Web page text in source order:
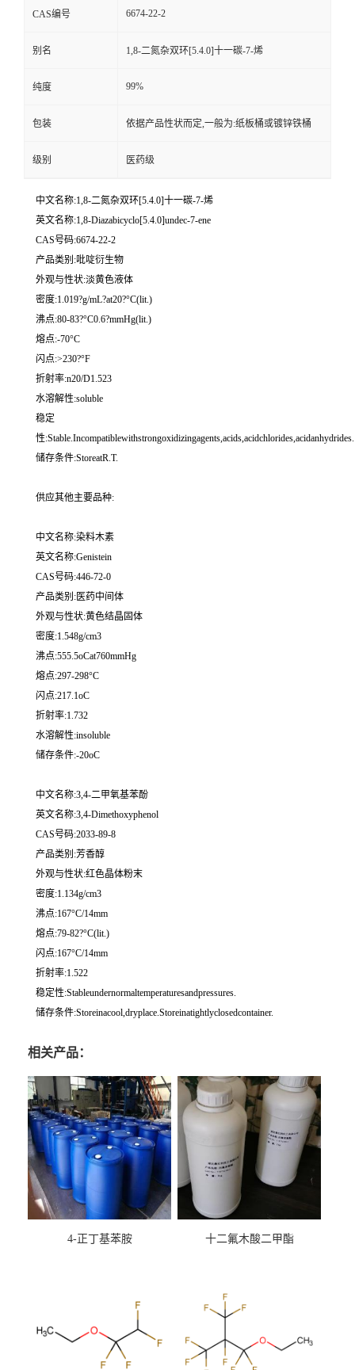
CAS编号 6674-22-2
别名 1,8-二氮杂双环[5.4.0]十一碳-7-烯
纯度 99%
包装 依据产品性状而定,一般为:纸板桶或镀锌铁桶
级别 医药级
中文名称:1,8-二氮杂双环[5.4.0]十一碳-7-烯
英文名称:1,8-Diazabicyclo[5.4.0]undec-7-ene
CAS号码:6674-22-2
产品类别:吡啶衍生物
外观与性状:淡黄色液体
密度:1.019?g/mL?at20?°C(lit.)
沸点:80-83?°C0.6?mmHg(lit.)
熔点:-70°C
闪点:>230?°F
折射率:n20/D1.523
水溶解性:soluble
稳定
性:Stable.Incompatiblewithstrongoxidizingagents,acids,acidchlorides,acidanhydrides.
储存条件:StoreatR.T.
供应其他主要品种:
中文名称:染料木素
英文名称:Genistein
CAS号码:446-72-0
产品类别:医药中间体
外观与性状:黄色结晶固体
密度:1.548g/cm3
沸点:555.5oCat760mmHg
熔点:297-298°C
闪点:217.1oC
折射率:1.732
水溶解性:insoluble
储存条件:-20oC
中文名称:3,4-二甲氧基苯酚
英文名称:3,4-Dimethoxyphenol
CAS号码:2033-89-8
产品类别:芳香醇
外观与性状:红色晶体粉末
密度:1.134g/cm3
沸点:167°C/14mm
熔点:79-82?°C(lit.)
闪点:167°C/14mm
折射率:1.522
稳定性:Stableundernormaltemperaturesandpressures.
储存条件:Storeinacool,dryplace.Storeinatightlyclosedcontainer.
相关产品：
4-正丁基苯胺 十二氟木酸二甲酯